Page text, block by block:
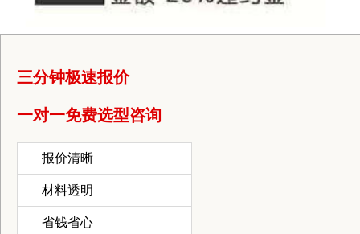
三分钟极速报价
一对一免费选型咨询
报价清晰
材料透明
省钱省心